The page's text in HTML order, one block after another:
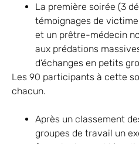
La première soirée (3
témoignages de
et un prêtre-médecin
aux prédations
d’échanges en petits
Les 90 participants à cette
chacun.
Après un classement
groupes de travail un